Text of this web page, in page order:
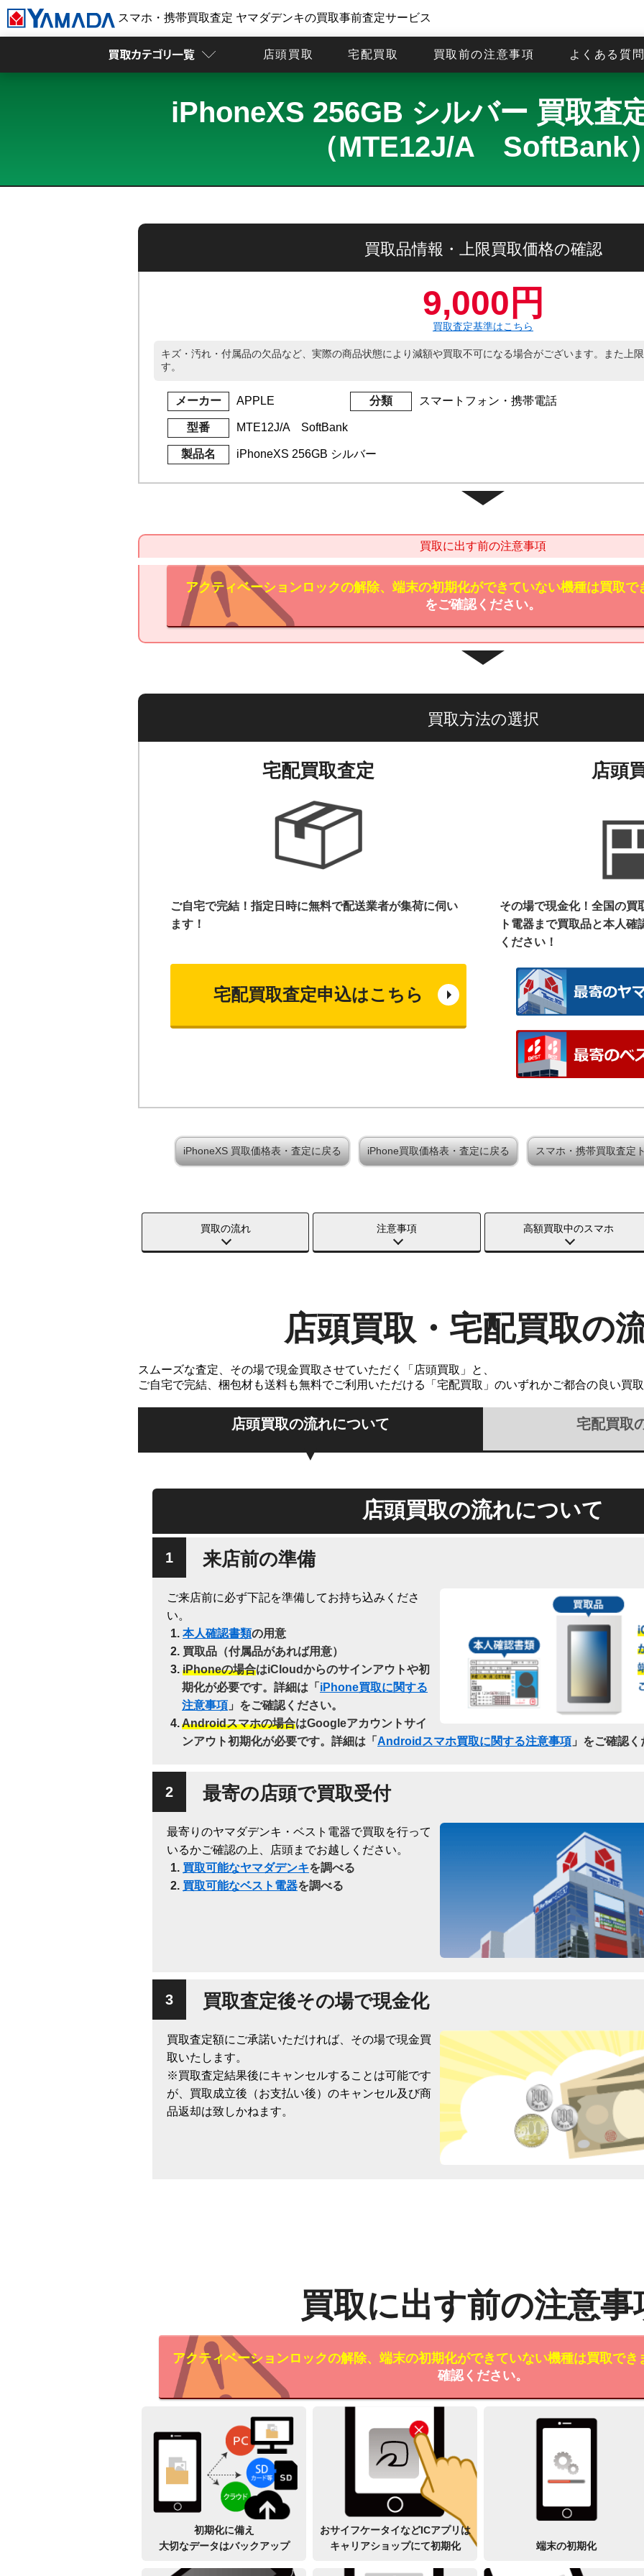
スマホ・携帯買取査定 ヤマダデンキの買取事前査定サービス
店頭買取 宅配買取 買取前の注意事項 よくある質
iPhoneXS 256GB シルバー 買取査
（MTE12J/A SoftBank
買取品情報・上限買取価格の確認
9,000円
買取査定基準はこちら
キズ・汚れ・付属品の欠品など、実際の商品状態により減額や買取不可になる場合がございます。また上
す。
メーカー APPLE 分類 スマートフォン・携帯電話
型番 MTE12J/A SoftBank
製品名 iPhoneXS 256GB シルバー
買取に出す前の注意事項
アクティベーションロックの解除、端末の初期化ができていない機種は買取で
をご確認ください。
買取方法の選択
宅配買取査定
ご自宅で完結！指定日時に無料で配送業者が集荷に伺い
ます！
宅配買取査定申込はこちら
店頭
その場で現金化！全国の買
ト電器まで買取品と本人確
ください！
iPhoneXS 買取価格表・査定に戻る iPhone買取価格表・査定に戻る スマホ・携帯買取査定
買取の流れ 注意事項 高額買取中のスマホ
店頭買取・宅配買取の
スムーズな査定、その場で現金買取させていただく「店頭買取」と、
ご自宅で完結、梱包材も送料も無料でご利用いただける「宅配買取」のいずれかご都合の良い買
店頭買取の流れについて 宅配買取
店頭買取の流れについて
来店前の準備
ご来店前に必ず下記を準備してお持ち込みくださ
い。
本人確認書類の用意
買取品（付属品があれば用意）
iPhoneの場合はiCloudからのサインアウトや初
期化が必要です。詳細は「 iPhone買取に関する
注意事項 」をご確認ください。
Androidスマホの場合はGoogleアカウントサイ
ンアウト初期化が必要です。詳細は「 Androidスマホ買取に関する注意事項 」をご確認
最寄の店頭で買取受付
最寄りのヤマダデンキ・ベスト電器で買取を行って
いるかご確認の上、店頭までお越しください。
買取可能なヤマダデンキを調べる
買取可能なベスト電器を調べる
買取査定後その場で現金化
買取査定額にご承諾いただければ、その場で現金買
取いたします。
※買取査定結果後にキャンセルすることは可能です
が、買取成立後（お支払い後）のキャンセル及び商
品返却は致しかねます。
買取に出す前の注意事
アクティベーションロックの解除、端末の初期化ができていない機種は買取でき
確認ください。
初期化に備え
大切なデータはバックアップ
おサイフケータイなどICアプリは
キャリアショップにて初期化
端末の初期化